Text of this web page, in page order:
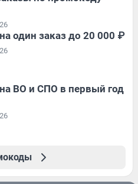
один заказ до 20 000 ₽
ВО и СПО в первый год